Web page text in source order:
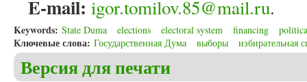
E-mail: igor.tomilov.85@mail.ru.
Keywords: State Duma elections electoral system financing
Ключевые слова: Государственная Дума выборы избирательная
Версия для печати